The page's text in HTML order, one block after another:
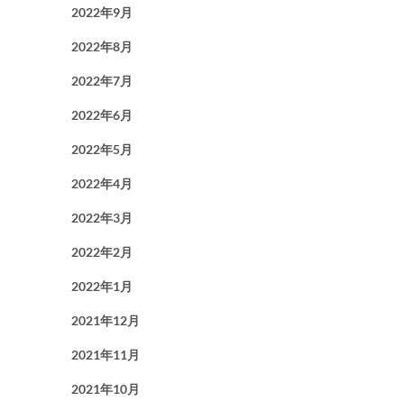
2022年9月
2022年8月
2022年7月
2022年6月
2022年5月
2022年4月
2022年3月
2022年2月
2022年1月
2021年12月
2021年11月
2021年10月